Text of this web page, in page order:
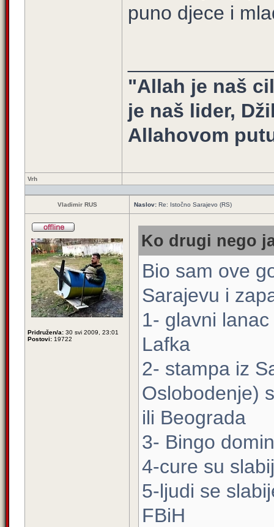
puno djece i
"Allah je naš
je naš lider,
Allahovom
Vrh
Vladimir RUS Naslov: Re: Istočno Sarajevo (RS)
Pridružen/a: 30 svi 2009, 23:01
Postovi: 19722
Ko drugi nego
Bio sam ove
Sarajevu i
1- glavni
Lafka
2- stampa iz
Oslobodenje)
ili Beograda
3- Bingo
4-cure su
5-ljudi se
FBiH